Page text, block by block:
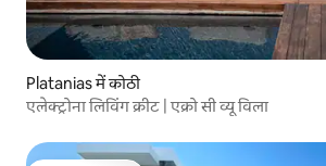
Platanias में कोठी
एलेक्ट्रोना लिविंग क्रीट | एक्रो सी व्यू विला